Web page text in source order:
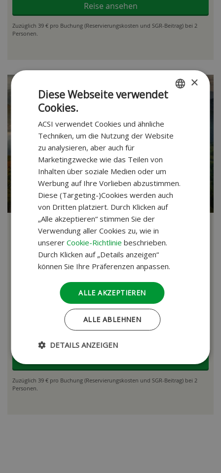
Reise ansehen
Zuzüglich 39 € pro Buchung (Reservierungskosten und SGR-Beitrag) bei 2
Personen.
Nordmazedonien & Bulgarien
AbenteuerreisenTrogir - Siófok
40 Tage | Abreise 17-05-27
Skopje & Matka Canyon
Ausflug Rhodopenbahn
Zuzüglich 39 € pro Buchung (Reservierungskosten und SGR-Beitrag) bei 2
Personen.
×
Diese Webseite verwendet
Cookies.
ACSI verwendet Cookies und ähnliche
Techniken, um die Nutzung der Website
zu analysieren, aber auch für
Marketingzwecke wie das Teilen von
Inhalten über soziale Medien oder um
Werbung auf Ihre Vorlieben abzustimmen.
Diese (Targeting-)Cookies werden auch
von Dritten platziert. Durch Klicken auf
„Alle akzeptieren“ stimmen Sie der
Verwendung aller Cookies zu, wie in
unsererCookie-Richtlinie beschrieben.
Durch Klicken auf „Details anzeigen“
können Sie Ihre Präferenzen anpassen.
ALLE AKZEPTIEREN
ALLE ABLEHNEN
DETAILS ANZEIGEN